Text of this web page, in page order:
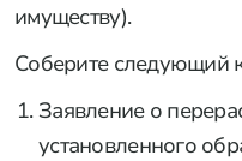
имуществу).
Соберите следующий
Заявление о
установленного